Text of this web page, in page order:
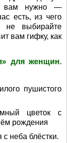
вам нужно —
есть, из чего
выбирайте
вам гифку, как
для женщин.
пушистого
цветок с
рождения
неба блёстки.